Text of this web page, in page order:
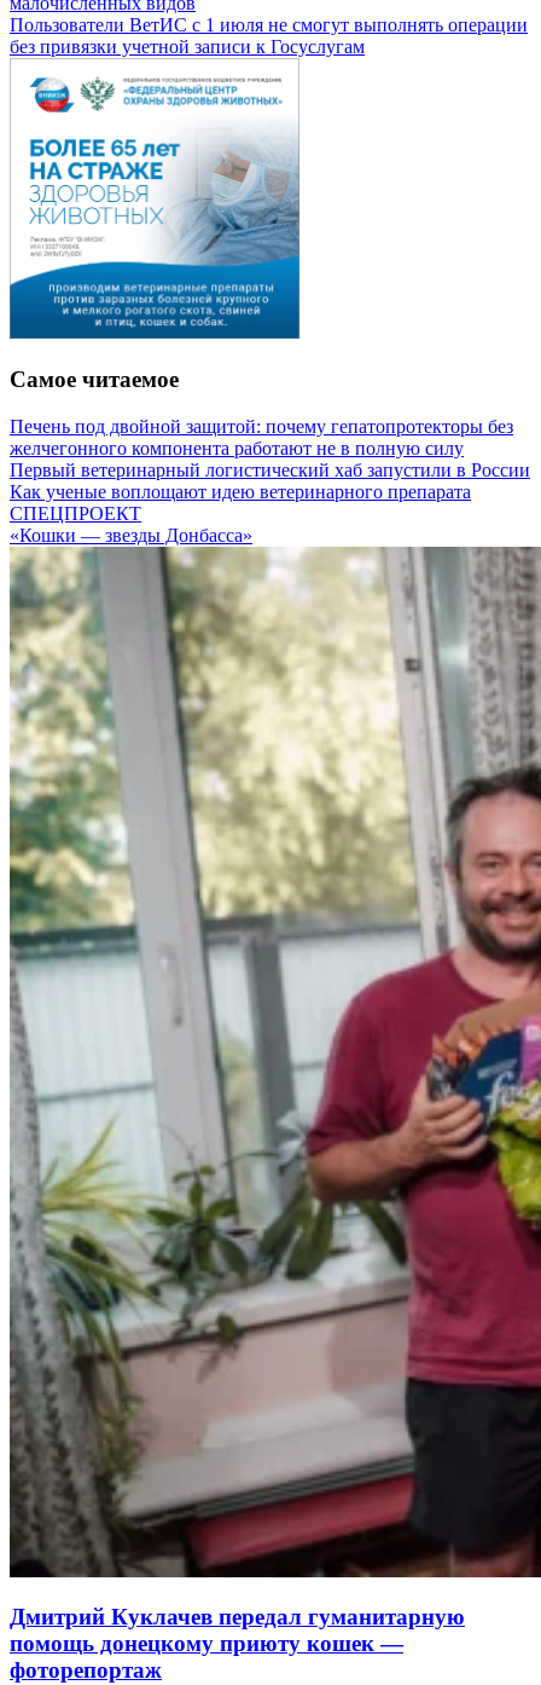
Пользователи ВетИС с 1 июля не смогут выполнять операции
без привязки учетной записи к Госуслугам
Самое читаемое
Печень под двойной защитой: почему гепатопротекторы без
желчегонного компонента работают не в полную силу
Первый ветеринарный логистический хаб запустили в России
Как ученые воплощают идею ветеринарного препарата
СПЕЦПРОЕКТ
«Кошки — звезды Донбасса»
Дмитрий Куклачев передал гуманитарную
помощь донецкому приюту кошек —
фоторепортаж